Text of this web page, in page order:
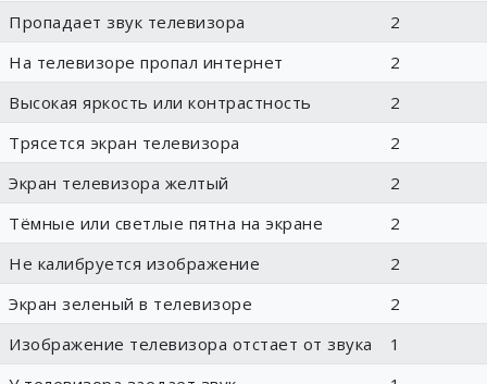
Пропадает звук телевизора
2
На телевизоре пропал интернет
2
Высокая яркость или контрастность
2
Трясется экран телевизора
2
Экран телевизора желтый
2
Тёмные или светлые пятна на экране
2
Не калибруется изображение
2
Экран зеленый в телевизоре
2
Изображение телевизора отстает от звука
1